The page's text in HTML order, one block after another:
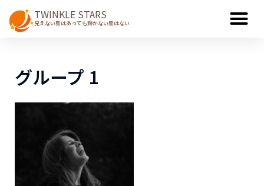
TWINKLE STARS
見えない星はあっても輝かない星はない
グループ 1